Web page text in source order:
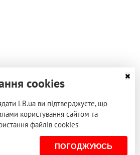
cookies
LB.ua ви підтверджуєте, що
користування сайтом та
файлів cookies
ПОГОДЖУЮСЬ